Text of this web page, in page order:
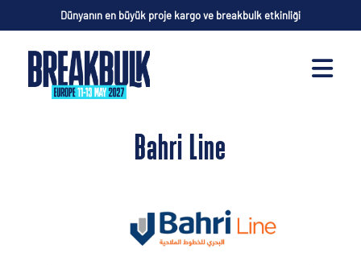
Dünyanın en büyük proje kargo ve breakbulk etkinliği
Bahri Line